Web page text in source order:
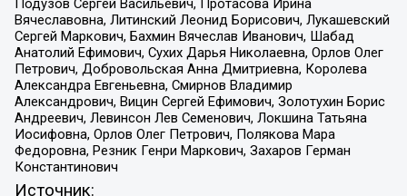
Подузов Сергей Васильевич, Протасова Ирина
Вячеславовна, Литинский Леонид Борисович, Лукашевский
Сергей Маркович, Бахмин Вячеслав Иванович, Шабад
Анатолий Ефимович, Сухих Дарья Николаевна, Орлов Олег
Петрович, Добровольская Анна Дмитриевна, Королева
Александра Евгеньевна, Смирнов Владимир
Александрович, Вицин Сергей Ефимович, Золотухин Борис
Андреевич, Левинсон Лев Семенович, Локшина Татьяна
Иосифовна, Орлов Олег Петрович, Полякова Мара
Федоровна, Резник Генри Маркович, Захаров Герман
Константинович
Источник: